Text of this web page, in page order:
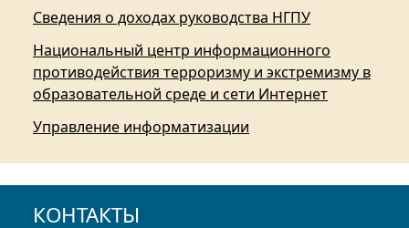
Сведения о доходах руководства НГПУ
Национальный центр информационного
противодействия терроризму и экстремизму в
образовательной среде и сети Интернет
Управление информатизации
КОНТАКТЫ